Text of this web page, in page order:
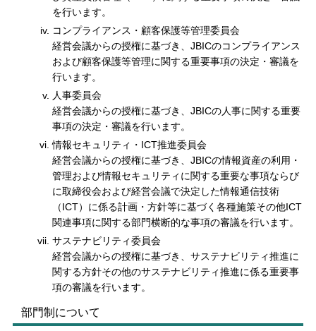
を行います。
コンプライアンス・顧客保護等管理委員会
経営会議からの授権に基づき、JBICのコンプライアンス
および顧客保護等管理に関する重要事項の決定・審議を
行います。
人事委員会
経営会議からの授権に基づき、JBICの人事に関する重要
事項の決定・審議を行います。
情報セキュリティ・ICT推進委員会
経営会議からの授権に基づき、JBICの情報資産の利用・
管理および情報セキュリティに関する重要な事項ならび
に取締役会および経営会議で決定した情報通信技術
（ICT）に係る計画・方針等に基づく各種施策その他ICT
関連事項に関する部門横断的な事項の審議を行います。
サステナビリティ委員会
経営会議からの授権に基づき、サステナビリティ推進に
関する方針その他のサステナビリティ推進に係る重要事
項の審議を行います。
部門制について